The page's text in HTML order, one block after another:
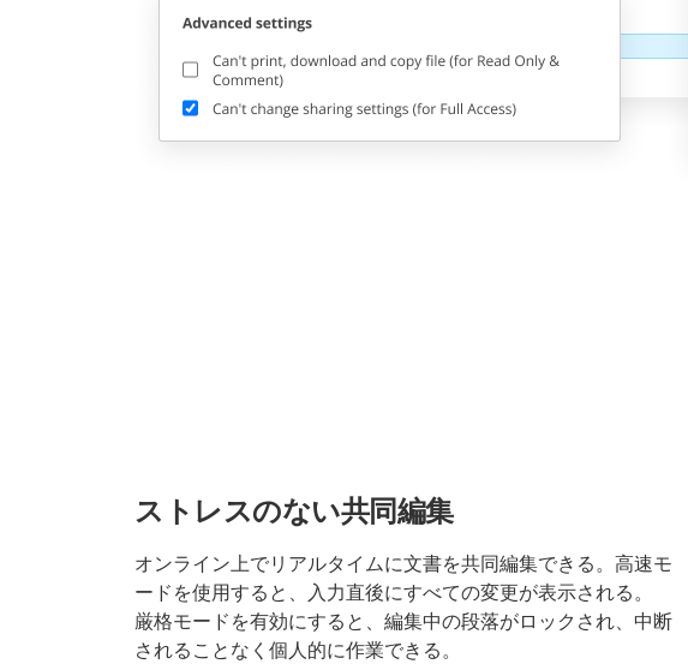
ストレスのない共同編集
オンライン上でリアルタイムに文書を共同編集できる。高速モ
ードを使用すると、入力直後にすべての変更が表示される。
厳格モードを有効にすると、編集中の段落がロックされ、中断
されることなく個人的に作業できる。